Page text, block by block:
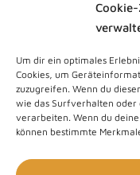
Um dir ein optimales
Cookies, um
zuzugreifen. Wenn du
wie das Surfverhalten oder
verarbeiten. Wenn du
können bestimmte
Search